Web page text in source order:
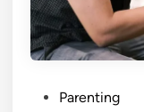
a
n
T
Parenting